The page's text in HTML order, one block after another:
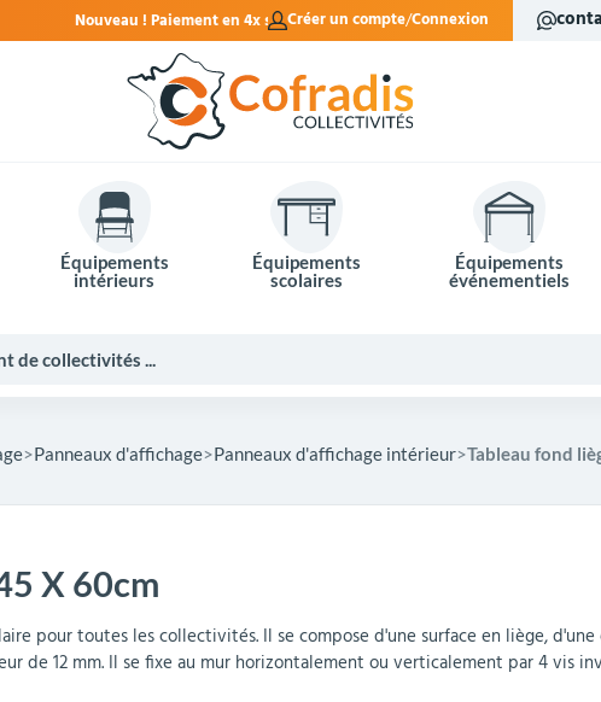
en 4x sans frais. Créer un compte Connexion
Équipements
intérieurs
Équipements
scolaires
Équipements
événementiels
Abris fumeurs
parking
Miroirs de sécurité
Mobilier de bureau
Mobilier crèche et
maternelle
Pavoisement
Panneaux d'affichage Panneaux d'affichage intérieur Tableau fond
X 60cm
pour toutes les collectivités. Il se compose d'une surface en liège,
de 12 mm. Il se fixe au mur horizontalement ou verticalement par 4 vis